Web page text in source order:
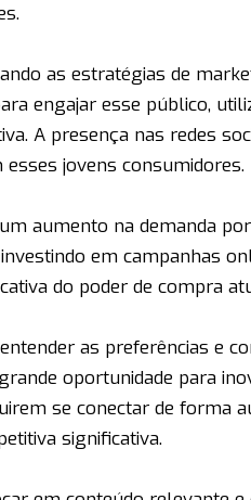
as estratégias de
engajar esse público,
A presença nas redes
jovens consumidores.
aumento na demanda
em campanhas
do poder de compra
as preferências e
oportunidade para
se conectar de forma
significativa.